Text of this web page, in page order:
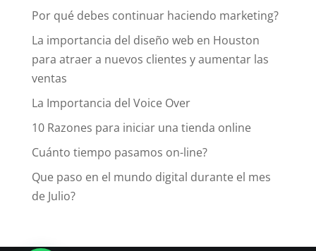
Por qué debes continuar haciendo marketing?
La importancia del diseño web en Houston
para atraer a nuevos clientes y aumentar las
ventas
La Importancia del Voice Over
10 Razones para iniciar una tienda online
Cuánto tiempo pasamos on-line?
Que paso en el mundo digital durante el mes
de Julio?